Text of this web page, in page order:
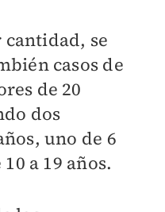
se
casos de
de 20
dos
uno de 6
a 19 años.